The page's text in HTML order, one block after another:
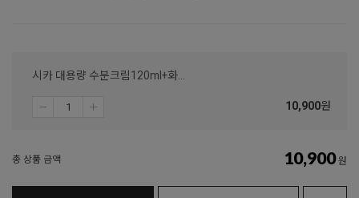
시카 대용량 수분크림120ml+화이트닝 크림30ml/수분공급 피부진정 촉촉한피부/미백 잡티관리 칙칙한피부
10,900원
총 상품 금액 10,900원